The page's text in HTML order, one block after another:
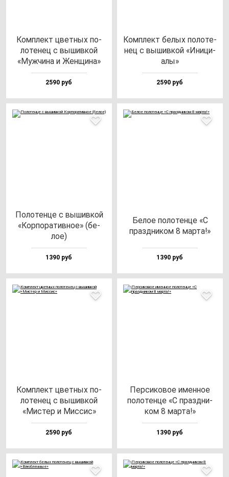
Ком­плект цвет­ных по­
ло­те­нец с вы­шив­кой
«Муж­чи­на и Жен­щи­на»
2590 руб
Ком­плект бе­лых по­ло­те­
нец с вы­шив­кой «Ини­ци­
алы»
2590 руб
Поло­тен­це с вы­шив­кой
«Кор­по­ра­тив­ное» (бе­
лое)
1390 руб
Белое по­ло­тен­це «С
праз­дни­ком 8 мар­та!»
1390 руб
Ком­плект цвет­ных по­
ло­те­нец с вы­шив­кой
«Мис­тер и Мис­сис»
2590 руб
Пер­си­ко­вое имен­ное
по­ло­тен­це «С праз­дни­
ком 8 мар­та!»
1390 руб